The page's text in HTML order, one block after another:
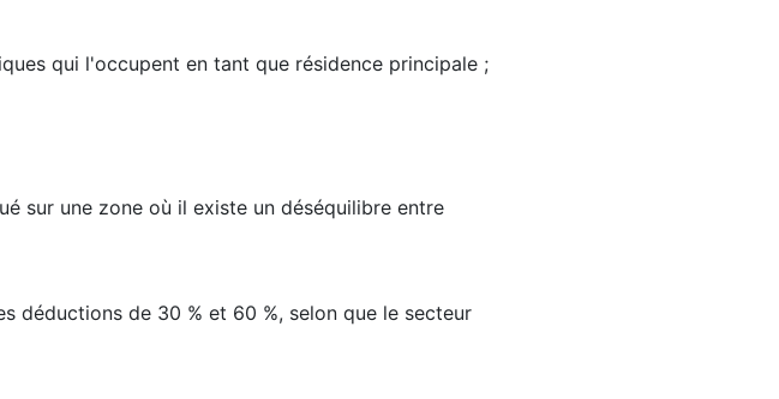
qui l'occupent en tant que résidence principale ;
sur une zone où il existe un déséquilibre entre
déductions de 30 % et 60 %, selon que le secteur